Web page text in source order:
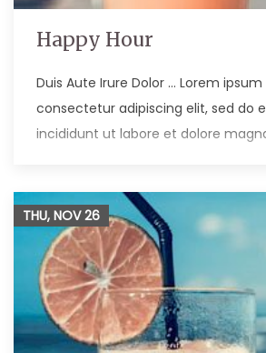
Happy Hour
Duis Aute Irure Dolor … Lorem
consectetur adipiscing elit, sed do
incididunt ut labore et dolore
THU, NOV26